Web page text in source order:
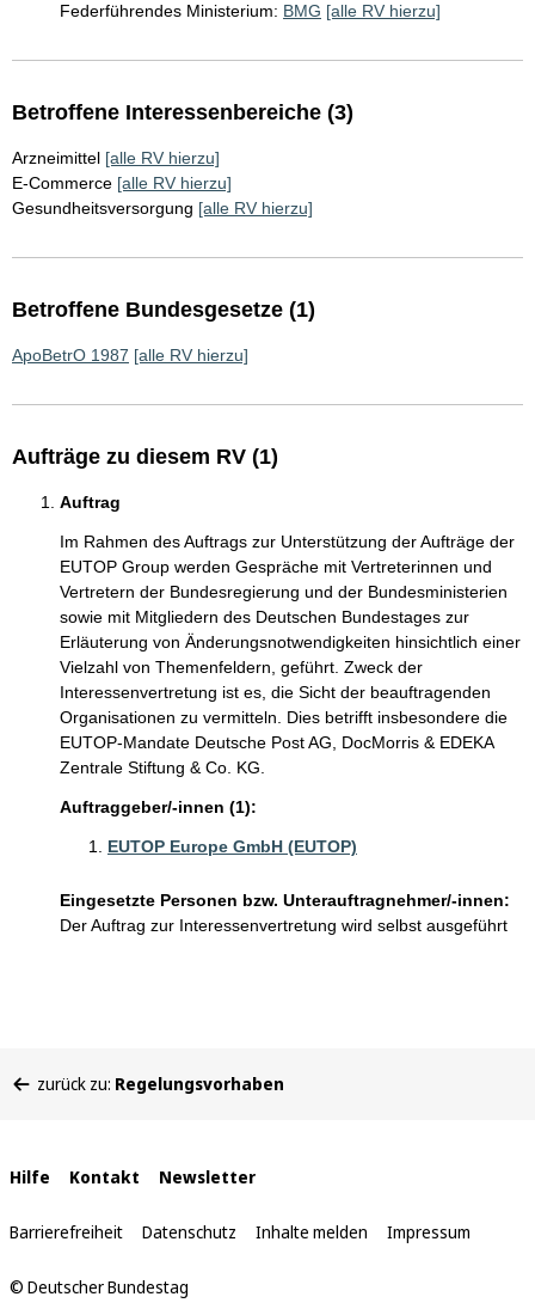
Federführendes Ministerium: BMG [alle RV hierzu]
Betroffene Interessenbereiche (3)
Arzneimittel [alle RV hierzu]
E-Commerce [alle RV hierzu]
Gesundheitsversorgung [alle RV hierzu]
Betroffene Bundesgesetze (1)
ApoBetrO 1987 [alle RV hierzu]
Aufträge zu diesem RV (1)
Auftrag
Im Rahmen des Auftrags zur Unterstützung der Aufträge der
EUTOP Group werden Gespräche mit Vertreterinnen und
Vertretern der Bundesregierung und der Bundesministerien
sowie mit Mitgliedern des Deutschen Bundestages zur
Erläuterung von Änderungsnotwendigkeiten hinsichtlich einer
Vielzahl von Themenfeldern, geführt. Zweck der
Interessenvertretung ist es, die Sicht der beauftragenden
Organisationen zu vermitteln. Dies betrifft insbesondere die
EUTOP-Mandate Deutsche Post AG, DocMorris & EDEKA
Zentrale Stiftung & Co. KG.
Auftraggeber/-innen (1):
EUTOP Europe GmbH (EUTOP)
Eingesetzte Personen bzw. Unterauftragnehmer/-innen:
Der Auftrag zur Interessenvertretung wird selbst ausgeführt
befinden
zurück zu: Regelungsvorhaben
Interne
Links
Hilfe Kontakt Newsletter
Barrierefreiheit Datenschutz Inhalte melden Impressum
© Deutscher Bundestag